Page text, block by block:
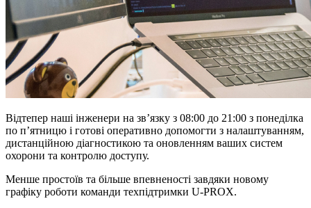
Відтепер наші інженери на зв’язку з 08:00 до 21:00 з понеділка
по п’ятницю і готові оперативно допомогти з налаштуванням,
дистанційною діагностикою та оновленням ваших систем
охорони та контролю доступу.
Менше простоїв та більше впевненості завдяки новому
графіку роботи команди техпідтримки U-PROX.